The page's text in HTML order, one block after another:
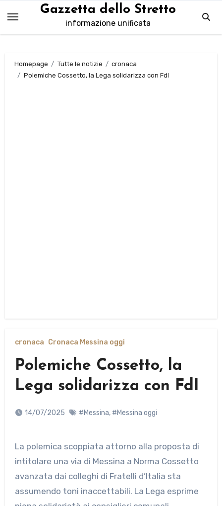
contenuto
Gazzetta dello Stretto
informazione unificata
Homepage Tutte le notizie
cronaca
Polemiche Cossetto, la Lega solidarizza con FdI
cronaca Cronaca Messina oggi
Polemiche Cossetto, la
Lega solidarizza con FdI
14/07/2025 #Messina, #Messina oggi
La polemica scoppiata attorno alla proposta di
intitolare una via di Messina a Norma Cossetto
avanzata dai colleghi di Fratelli d’Italia sta
assumendo toni inaccettabili. La Lega esprime